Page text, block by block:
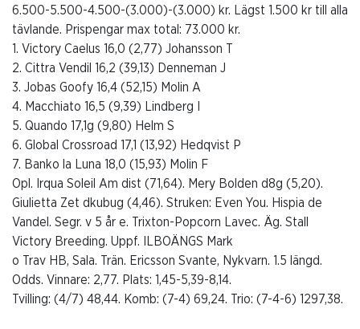
6.500-5.500-4.500-(3.000)-(3.000) kr. Lägst 1.500 kr till alla
tävlande. Prispengar max total: 73.000 kr.
1. Victory Caelus 16,0 (2,77) Johansson T
2. Cittra Vendil 16,2 (39,13) Denneman J
3. Jobas Goofy 16,4 (52,15) Molin A
4. Macchiato 16,5 (9,39) Lindberg I
5. Quando 17,1g (9,80) Helm S
6. Global Crossroad 17,1 (13,92) Hedqvist P
7. Banko la Luna 18,0 (15,93) Molin F
Opl. Irqua Soleil Am dist (71,64). Mery Bolden d8g (5,20).
Giulietta Zet dkubug (4,46). Struken: Even You. Hispia de
Vandel. Segr. v 5 år e. Trixton-Popcorn Lavec. Äg. Stall
Victory Breeding. Uppf. ILBOÄNGS Mark
o Trav HB, Sala. Trän. Ericsson Svante, Nykvarn. 1.5 längd.
Odds. Vinnare: 2,77. Plats: 1,45-5,39-8,14.
Tvilling: (4/7) 48,44. Komb: (7-4) 69,24. Trio: (7-4-6) 1297,38.